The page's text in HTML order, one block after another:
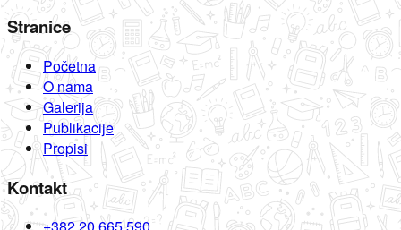
Stranice
Početna
O nama
Galerija
Publikacije
Propisi
Kontakt